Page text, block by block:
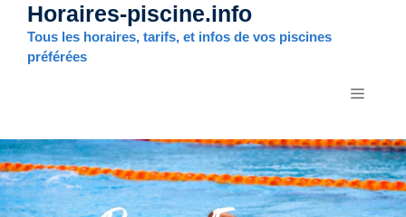
Aller
contenu
Horaires-piscine.info
Tous les horaires, tarifs, et infos de vos piscines
préférées
MENU